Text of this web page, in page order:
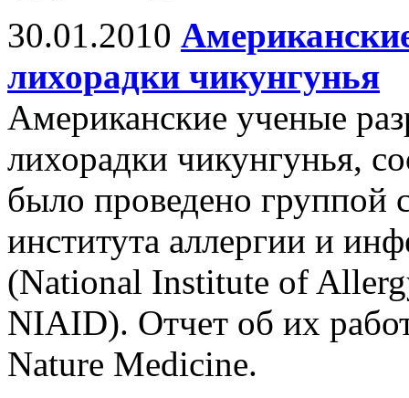
30.01.2010
лихорадки чикунгунья
Американские ученые
лихорадки чикунгунья,
было проведено группой
института аллергии и
(National Institute of
NIAID). Отчет об их
Nature Medicine.